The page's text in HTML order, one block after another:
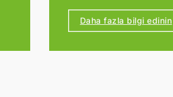
Tel.02102 1482001
Çalışma saatleri:
Pazartesi'den
Daha fazla bilgi edinin